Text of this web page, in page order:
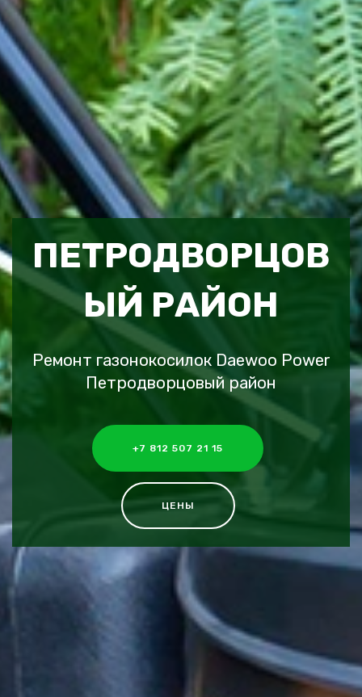
ПЕТРОДВОРЦОВ
ЫЙ РАЙОН
Ремонт газонокосилок Daewoo Power
Петродворцовый район
+7 812 507 21 15
ЦЕНЫ